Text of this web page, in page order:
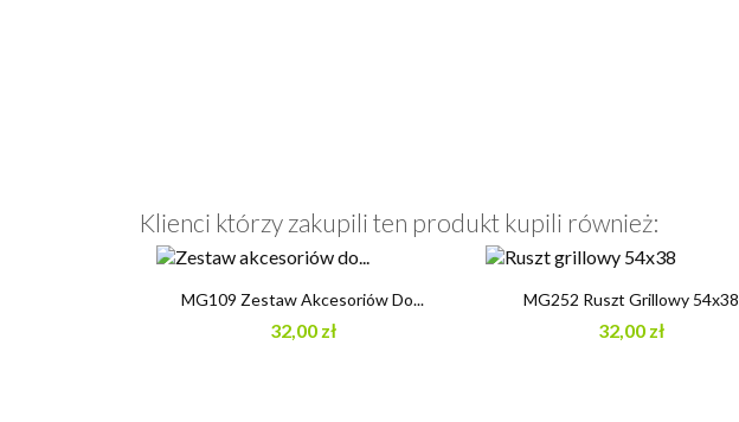
Klienci którzy zakupili ten produkt kupili również:
Szybki podgląd
MG109 Zestaw Akcesoriów Do...
32,00 zł
 Szybki podgląd
MG252 Ruszt Grillowy 54x38
32,00 zł